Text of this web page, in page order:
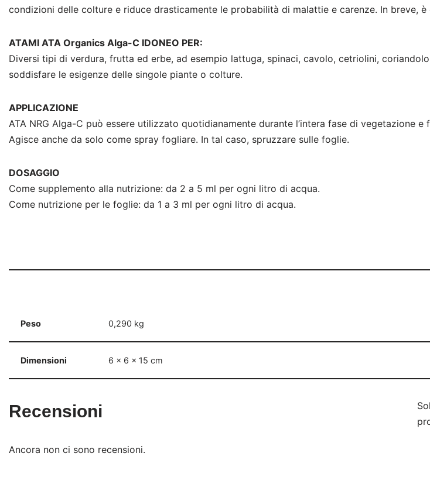
condizioni delle colture e riduce drasticamente le probabilità di malattie e carenze. In breve,
ATAMI ATA Organics Alga-C IDONEO PER:
Diversi tipi di verdura, frutta ed erbe, ad esempio lattuga, spinaci, cavolo, cetriolini,
soddisfare le esigenze delle singole piante o colture.
APPLICAZIONE
ATA NRG Alga-C può essere utilizzato quotidianamente durante l’intera fase di vegetazione
Agisce anche da solo come spray fogliare. In tal caso, spruzzare sulle foglie.
DOSAGGIO
Come supplemento alla nutrizione: da 2 a 5 ml per ogni litro di acqua.
Come nutrizione per le foglie: da 1 a 3 ml per ogni litro di acqua.
Peso 0,290 kg
Dimensioni 6 × 6 × 15 cm
Recensioni
Ancora non ci sono recensioni.